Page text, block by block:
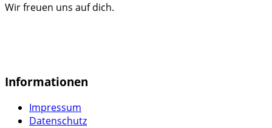
Wir freuen uns auf dich.
Informationen
Impressum
Datenschutz